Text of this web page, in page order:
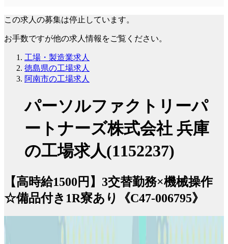
この求人の募集は停止しています。
お手数ですが他の求人情報をご覧ください。
工場・製造業求人
徳島県の工場求人
阿南市の工場求人
パーソルファクトリーパ
ートナーズ株式会社 兵庫
の工場求人(1152237)
【高時給1500円】3交替勤務×機械操作
☆備品付き1R寮あり《C47-006795》